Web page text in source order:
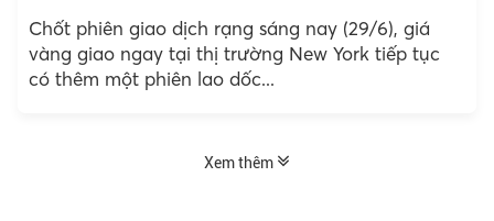
Chốt phiên giao dịch rạng sáng nay (29/6), giá
vàng giao ngay tại thị trường New York tiếp tục
có thêm một phiên lao dốc...
Xem thêm